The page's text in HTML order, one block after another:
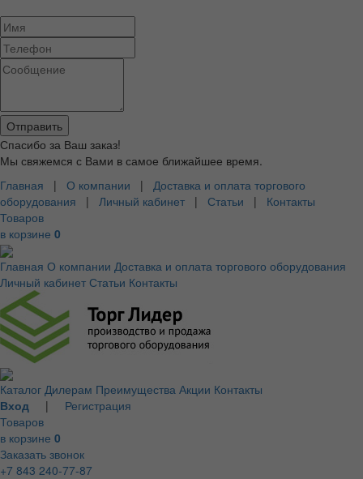
Спасибо за Ваш заказ!
Мы свяжемся с Вами в самое ближайшее время.
Главная | О компании | Доставка и оплата торгового
оборудования | Личный кабинет | Статьи | Контакты
Товаров
в корзине 0
Главная О компании Доставка и оплата торгового оборудования
Личный кабинет Статьи Контакты
Каталог Дилерам Преимущества Акции Контакты
Вход | Регистрация
Товаров
в корзине 0
Заказать звонок
+7 843 240-77-87